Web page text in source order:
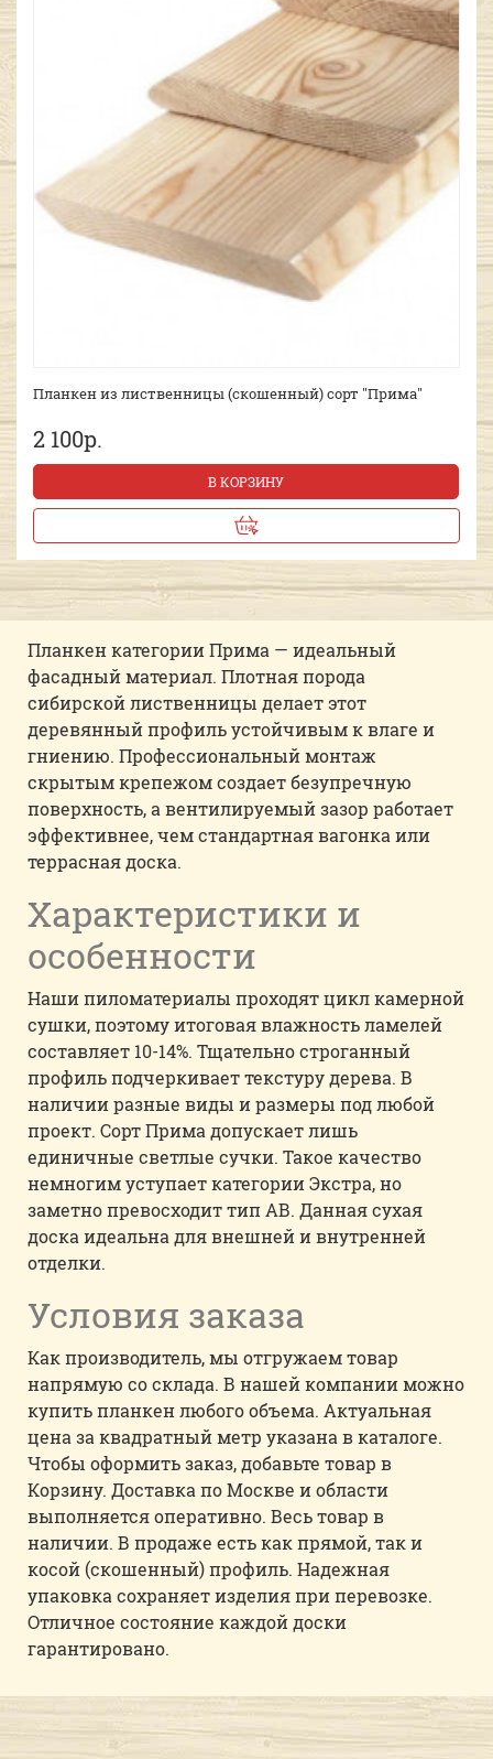
Планкен из лиственницы (скошенный) сорт "Прима"
2 100р.
В КОРЗИНУ
Планкен категории Прима — идеальный
фасадный материал. Плотная порода
сибирской лиственницы делает этот
деревянный профиль устойчивым к влаге и
гниению. Профессиональный монтаж
скрытым крепежом создает безупречную
поверхность, а вентилируемый зазор работает
эффективнее, чем стандартная вагонка или
террасная доска.
Характеристики и
особенности
Наши пиломатериалы проходят цикл камерной
сушки, поэтому итоговая влажность ламелей
составляет 10-14%. Тщательно строганный
профиль подчеркивает текстуру дерева. В
наличии разные виды и размеры под любой
проект. Сорт Прима допускает лишь
единичные светлые сучки. Такое качество
немногим уступает категории Экстра, но
заметно превосходит тип АВ. Данная сухая
доска идеальна для внешней и внутренней
отделки.
Условия заказа
Как производитель, мы отгружаем товар
напрямую со склада. В нашей компании можно
купить планкен любого объема. Актуальная
цена за квадратный метр указана в каталоге.
Чтобы оформить заказ, добавьте товар в
Корзину. Доставка по Москве и области
выполняется оперативно. Весь товар в
наличии. В продаже есть как прямой, так и
косой (скошенный) профиль. Надежная
упаковка сохраняет изделия при перевозке.
Отличное состояние каждой доски
гарантировано.